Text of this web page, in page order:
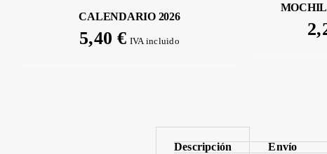
CALENDARIO 2026
5,40€ IVA incluido
Descripción Envío